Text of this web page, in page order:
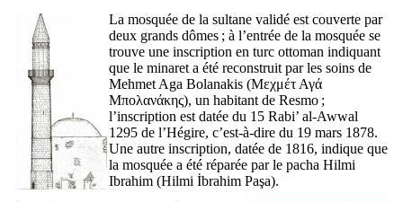
La mosquée de la sultane validé est couverte par
deux grands dômes ; à l’entrée de la mosquée se
trouve une inscription en turc ottoman indiquant
que le minaret a été reconstruit par les soins de
Mehmet Aga Bolanakis (Μεχμέτ Αγά
Μπολανάκης), un habitant de Resmo ;
l’inscription est datée du 15 Rabi’ al-Awwal
1295 de l’Hégire, c’est-à-dire du 19 mars 1878.
Une autre inscription, datée de 1816, indique que
la mosquée a été réparée par le pacha Hilmi
Ibrahim (Hilmi İbrahim Paşa).